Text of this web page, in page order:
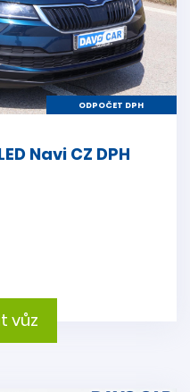
ODPOČET DPH
Navi CZ DPH
vůz